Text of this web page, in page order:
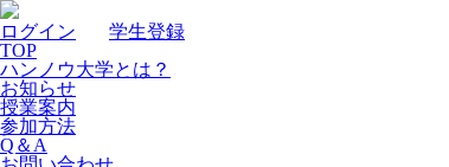
ログイン
学生登録
TOP
ハンノウ大学とは？
お知らせ
授業案内
参加方法
Q＆A